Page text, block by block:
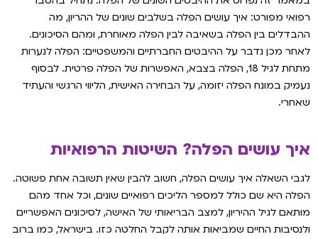
רפואי מפורט: איך עושים הפלה בשלבים שונים של ההריון, מה
ההבדלים בין הפלה בשאיבה לבין הפלה מאוחרת, ומהם הסיכונים.
לאחר מכן נדבר על ההיבטים החברתיים והמשפטיים: הפלה לנערות
מתחת לגיל 18, הפלה בצבא, האפשרות של הפלה פרטית. לבסוף
נעמיק במונח הפלה יזומה, על הבחירה האישית, הליווי הרגשי והעתיד
שאחרי.
איך עושים הפלה? השיטות הרפואיות
לגבי השאלה איך עושים הפלה, חשוב להבין שאין תשובה אחת פשוטה.
הפלה היא שם כולל למספר הליכים רפואיים שונים, וכל אחד מהם
מותאם לגיל ההיריון, למצב הבריאותי של האישה, לסיכונים האפשריים
ולנסיבות החיים שמביאות אותה לקבל החלטה כזו. בישראל, כמו ברוב